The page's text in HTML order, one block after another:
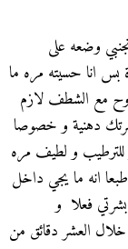
وضعه على
انا حسيته مره ما
مع الشطف لازم
دهنية و خصوصا
و لطيف مره
انه ما يجي داخل
فعلا و
العشر دقائق من